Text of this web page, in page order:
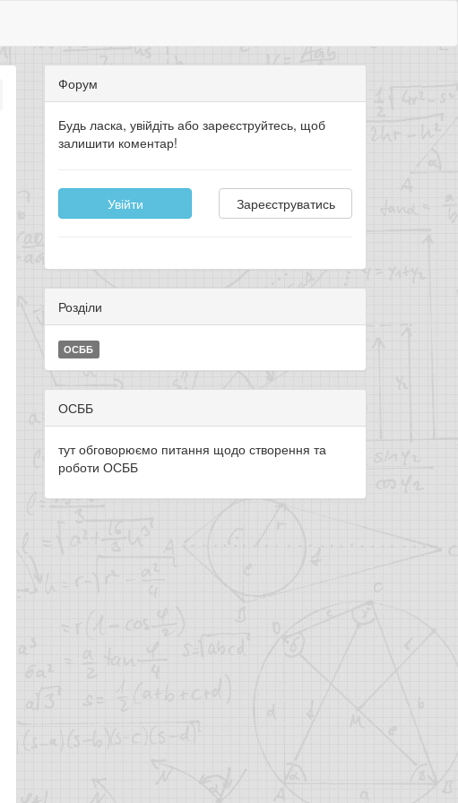
Форум
Будь ласка, увійдіть або зареєструйтесь, щоб
залишити коментар!
Увійти Зареєструватись
Розділи
ОСББ
ОСББ
тут обговорюємо питання щодо створення та
роботи ОСББ